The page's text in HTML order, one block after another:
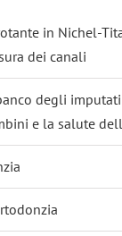
in Nichel-
dei canali
degli
e la salute